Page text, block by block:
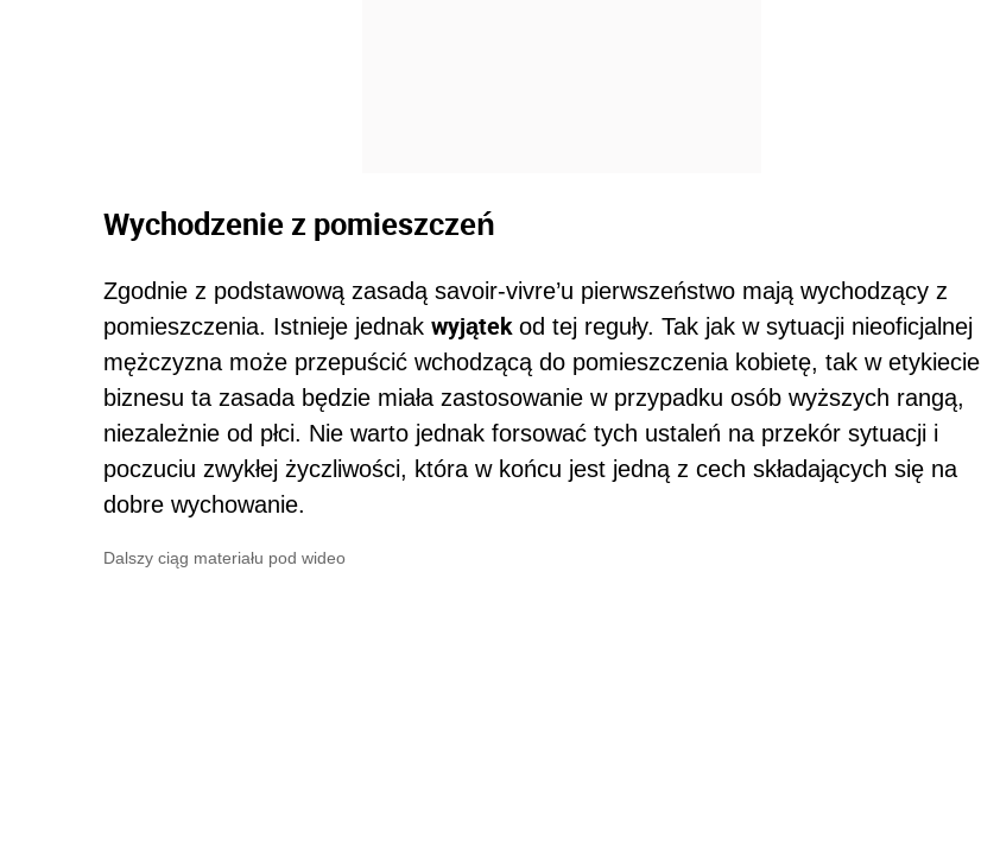
Wychodzenie z pomieszczeń
Zgodnie z podstawową zasadą savoir-vivre’u pierwszeństwo mają wychodzący z
pomieszczenia. Istnieje jednak wyjątek od tej reguły. Tak jak w sytuacji nieoficjalnej
mężczyzna może przepuścić wchodzącą do pomieszczenia kobietę, tak w etykiecie
biznesu ta zasada będzie miała zastosowanie w przypadku osób wyższych rangą,
niezależnie od płci. Nie warto jednak forsować tych ustaleń na przekór sytuacji i
poczuciu zwykłej życzliwości, która w końcu jest jedną z cech składających się na
dobre wychowanie.
Dalszy ciąg materiału pod wideo